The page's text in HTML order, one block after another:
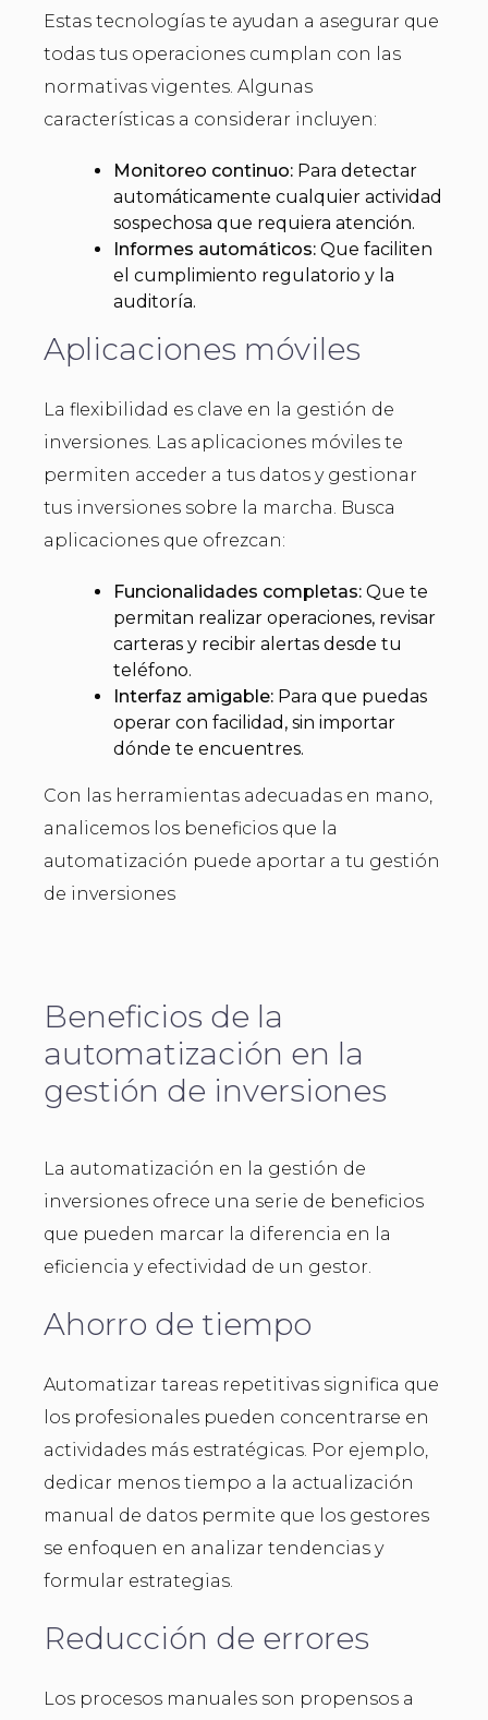
Estas tecnologías te ayudan a asegurar que
todas tus operaciones cumplan con las
normativas vigentes. Algunas
características a considerar incluyen:
Monitoreo continuo: Para detectar
automáticamente cualquier actividad
sospechosa que requiera atención.
Informes automáticos: Que faciliten
el cumplimiento regulatorio y la
auditoría.
Aplicaciones móviles
La flexibilidad es clave en la gestión de
inversiones. Las aplicaciones móviles te
permiten acceder a tus datos y gestionar
tus inversiones sobre la marcha. Busca
aplicaciones que ofrezcan:
Funcionalidades completas: Que te
permitan realizar operaciones, revisar
carteras y recibir alertas desde tu
teléfono.
Interfaz amigable: Para que puedas
operar con facilidad, sin importar
dónde te encuentres.
Con las herramientas adecuadas en mano,
analicemos los beneficios que la
automatización puede aportar a tu gestión
de inversiones
Beneficios de la
automatización en la
gestión de inversiones
La automatización en la gestión de
inversiones ofrece una serie de beneficios
que pueden marcar la diferencia en la
eficiencia y efectividad de un gestor.
Ahorro de tiempo
Automatizar tareas repetitivas significa que
los profesionales pueden concentrarse en
actividades más estratégicas. Por ejemplo,
dedicar menos tiempo a la actualización
manual de datos permite que los gestores
se enfoquen en analizar tendencias y
formular estrategias.
Reducción de errores
Los procesos manuales son propensos a